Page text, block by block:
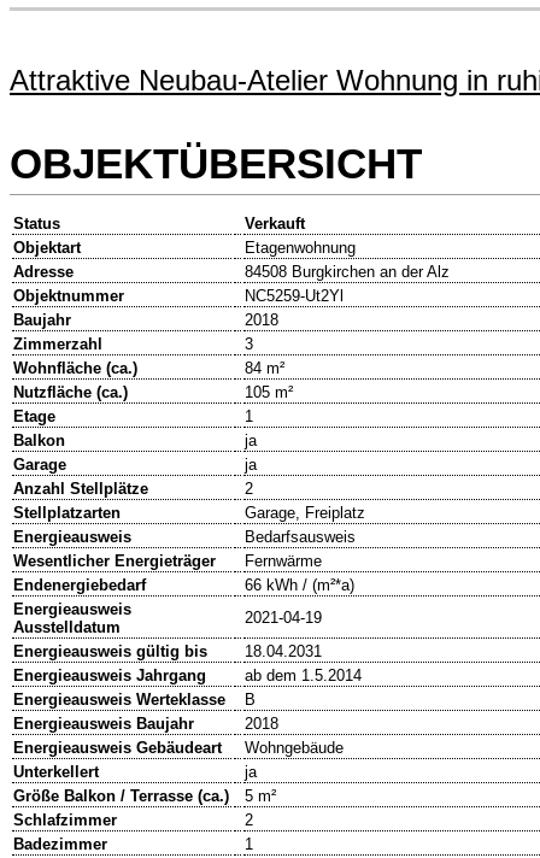
Attraktive Neubau-Atelier Wohnung in
OBJEKTÜBERSICHT
Status
Verkauft
Objektart
Etagenwohnung
Adresse
84508 Burgkirchen an der Alz
Objektnummer
NC5259-Ut2Yl
Baujahr
2018
Zimmerzahl
3
Wohnfläche (ca.)
84 m²
Nutzfläche (ca.)
105 m²
Etage
1
Balkon
ja
Garage
ja
Anzahl Stellplätze
2
Stellplatzarten
Garage, Freiplatz
Energieausweis
Bedarfsausweis
Wesentlicher Energieträger
Fernwärme
Endenergiebedarf
66 kWh / (m²*a)
Energieausweis
Ausstelldatum
2021-04-19
Energieausweis gültig bis
18.04.2031
Energieausweis Jahrgang
ab dem 1.5.2014
Energieausweis Werteklasse
B
Energieausweis Baujahr
2018
Energieausweis Gebäudeart
Wohngebäude
Unterkellert
ja
Größe Balkon / Terrasse (ca.)
5 m²
Schlafzimmer
2
Badezimmer
1